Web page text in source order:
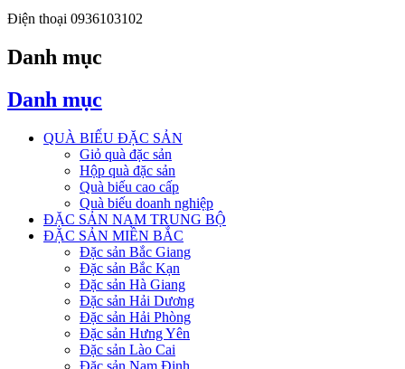
Điện thoại 0936103102
Danh mục
Danh mục
QUÀ BIẾU ĐẶC SẢN
Giỏ quà đặc sản
Hộp quà đặc sản
Quà biếu cao cấp
Quà biếu doanh nghiệp
ĐẶC SẢN NAM TRUNG BỘ
ĐẶC SẢN MIỀN BẮC
Đặc sản Bắc Giang
Đặc sản Bắc Kạn
Đặc sản Hà Giang
Đặc sản Hải Dương
Đặc sản Hải Phòng
Đặc sản Hưng Yên
Đặc sản Lào Cai
Đặc sản Nam Định